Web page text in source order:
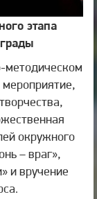
этапа
методическом
окружного
– враг»,
и вручение